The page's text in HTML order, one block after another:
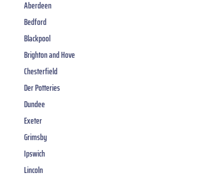
Aberdeen
Bedford
Blackpool
Brighton and Hove
Chesterfield
Der Potteries
Dundee
Exeter
Grimsby
Ipswich
Lincoln